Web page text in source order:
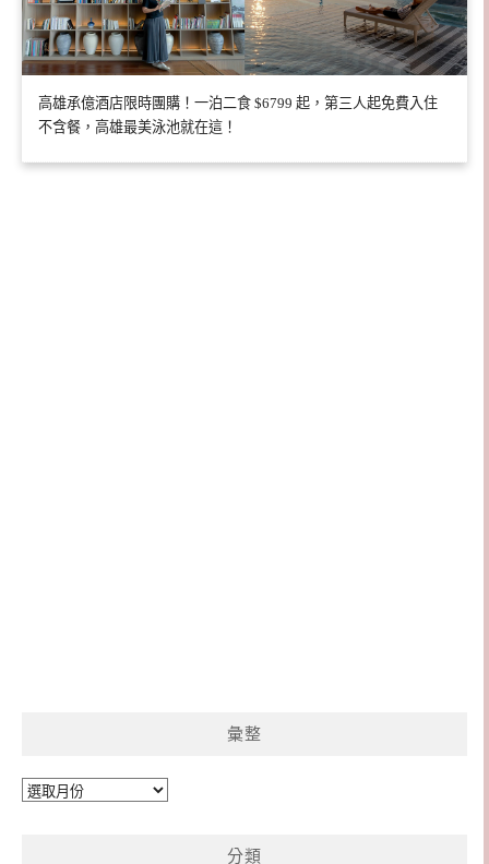
高雄承億酒店限時團購！一泊二食 $6799 起，第三人起免費入住
不含餐，高雄最美泳池就在這！
彙整
彙
分類